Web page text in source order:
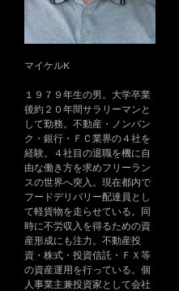
マイケルK
１９７９年生の男。大学卒業
後約２０年間サラリーマンと
して勤務。不動産・ノンバン
ク・銀行・ＦＣ業界の４社を
経験。４社目の退職を機に自
由な働き方を求めフリーラン
スの世界へ突入。現在都内で
フードデリバリー配達員とし
て軽貨物を走らせている。同
時に不労収入を得るための資
産形成にも注力。不動産投
資・株式・投資信託・ＦＸ等
の資産運用を行っている。個
人事業主兼投資家として会社